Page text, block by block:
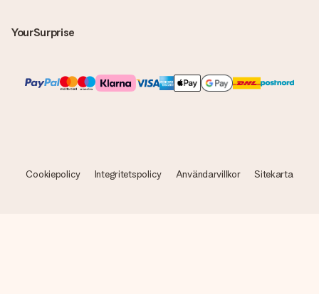
YourSurprise
Cookiepolicy Integritetspolicy Användarvillkor Sitekarta